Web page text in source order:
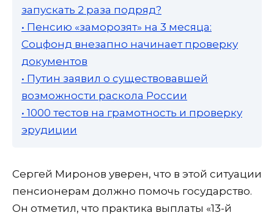
запускать 2 раза подряд?
• Пенсию «заморозят» на 3 месяца:
Соцфонд внезапно начинает проверку
документов
• Путин заявил о существовавшей
возможности раскола России
• 1000 тестов на грамотность и проверку
эрудиции
Сергей Миронов уверен, что в этой ситуации
пенсионерам должно помочь государство.
Он отметил, что практика выплаты «13-й